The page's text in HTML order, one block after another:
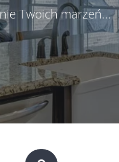
Twoich marzeń...